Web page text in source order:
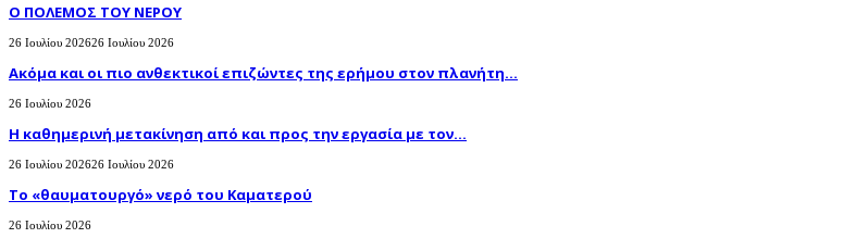
Ο ΠΟΛΕΜΟΣ ΤΟΥ ΝΕΡΟΥ
26 Ιουλίου 202626 Ιουλίου 2026
Ακόμα και οι πιο ανθεκτικοί επιζώντες της ερήμου στον πλανήτη...
26 Ιουλίου 2026
H καθημερινή μετακίνηση από και προς την εργασία με τον...
26 Ιουλίου 202626 Ιουλίου 2026
Το «θαυματουργό» νερό του Καματερού
26 Ιουλίου 2026